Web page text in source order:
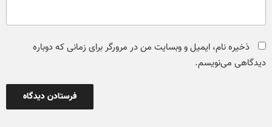
ذخیره نام، ایمیل و وبسایت من در مرورگر برای زمانی که دوباره
دیدگاهی می‌نویسم.